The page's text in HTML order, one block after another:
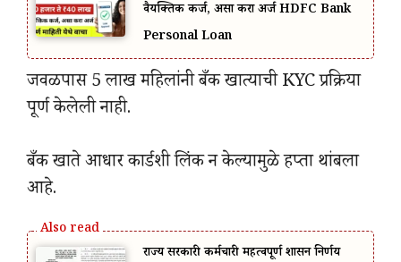
वैयक्तिक कर्ज, असा करा अर्ज HDFC Bank
Personal Loan
जवळपास 5 लाख महिलांनी बँक खात्याची KYC प्रक्रिया
पूर्ण केलेली नाही.
बँक खाते आधार कार्डशी लिंक न केल्यामुळे हप्ता थांबला
आहे.
राज्य सरकारी कर्मचारी महत्वपूर्ण शासन निर्णय